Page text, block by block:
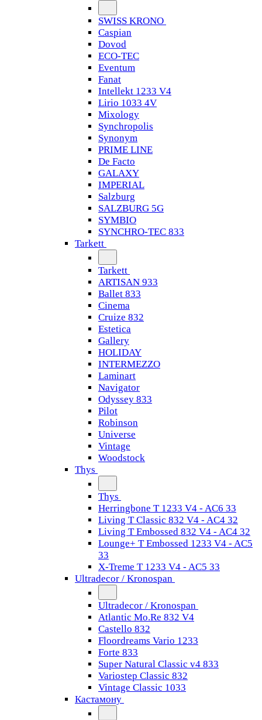
SWISS KRONO
Caspian
Dovod
ECO-TEC
Eventum
Fanat
Intellekt 1233 V4
Lirio 1033 4V
Mixology
Synchropolis
Synonym
PRIME LINE
De Facto
GALAXY
IMPERIAL
Salzburg
SALZBURG 5G
SYMBIO
SYNCHRO-TEC 833
Tarkett
Tarkett
ARTISAN 933
Ballet 833
Cinema
Cruize 832
Estetica
Gallery
HOLIDAY
INTERMEZZO
Laminart
Navigator
Odyssey 833
Pilot
Robinson
Universe
Vintage
Woodstock
Thys
Thys
Herringbone T 1233 V4 - AC6 33
Living T Classic 832 V4 - AC4 32
Living T Embossed 832 V4 - AC4 32
Lounge+ T Embossed 1233 V4 - AC5
33
X-Treme T 1233 V4 - AC5 33
Ultradecor / Kronospan
Ultradecor / Kronospan
Atlantic Mo.Re 832 V4
Castello 832
Floordreams Vario 1233
Forte 833
Super Natural Classic v4 833
Variostep Classic 832
Vintage Classic 1033
Кастамону